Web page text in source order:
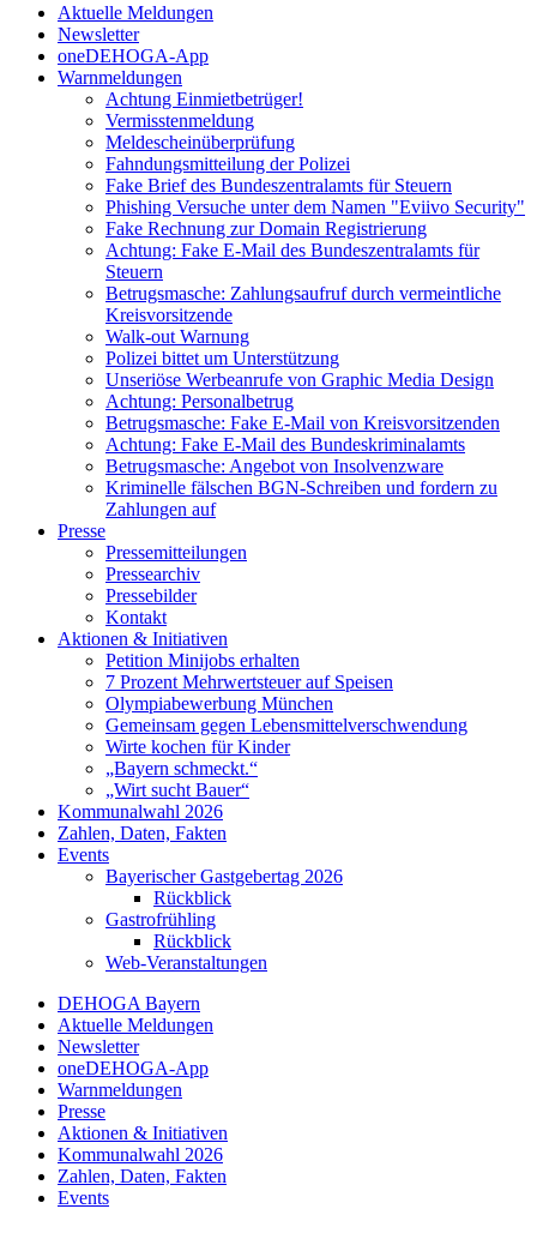
Aktuelle Meldungen
Newsletter
oneDEHOGA-App
Warnmeldungen
Achtung Einmietbetrüger!
Vermisstenmeldung
Meldescheinüberprüfung
Fahndungsmitteilung der Polizei
Fake Brief des Bundeszentralamts für Steuern
Phishing Versuche unter dem Namen "Eviivo Security"
Fake Rechnung zur Domain Registrierung
Achtung: Fake E-Mail des Bundeszentralamts für
Steuern
Betrugsmasche: Zahlungsaufruf durch vermeintliche
Kreisvorsitzende
Walk-out Warnung
Polizei bittet um Unterstützung
Unseriöse Werbeanrufe von Graphic Media Design
Achtung: Personalbetrug
Betrugsmasche: Fake E-Mail von Kreisvorsitzenden
Achtung: Fake E-Mail des Bundeskriminalamts
Betrugsmasche: Angebot von Insolvenzware
Kriminelle fälschen BGN-Schreiben und fordern zu
Zahlungen auf
Presse
Pressemitteilungen
Pressearchiv
Pressebilder
Kontakt
Aktionen & Initiativen
Petition Minijobs erhalten
7 Prozent Mehrwertsteuer auf Speisen
Olympiabewerbung München
Gemeinsam gegen Lebensmittelverschwendung
Wirte kochen für Kinder
„Bayern schmeckt.“
„Wirt sucht Bauer“
Kommunalwahl 2026
Zahlen, Daten, Fakten
Events
Bayerischer Gastgebertag 2026
Rückblick
Gastrofrühling
Rückblick
Web-Veranstaltungen
DEHOGA Bayern
Aktuelle Meldungen
Newsletter
oneDEHOGA-App
Warnmeldungen
Presse
Aktionen & Initiativen
Kommunalwahl 2026
Zahlen, Daten, Fakten
Events